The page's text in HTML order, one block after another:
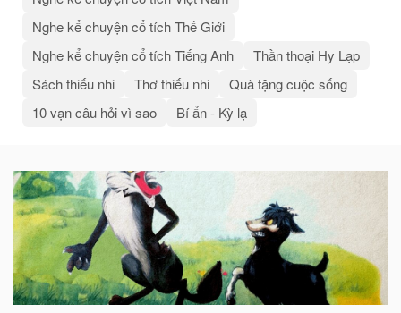
Nghe kể chuyện cổ tích Thế Giới
Nghe kể chuyện cổ tích Tiếng Anh
Thần thoại Hy Lạp
Sách thiếu nhi
Thơ thiếu nhi
Quà tặng cuộc sống
10 vạn câu hỏi vì sao
Bí ẩn - Kỳ lạ
Bài
viết
liên
quan